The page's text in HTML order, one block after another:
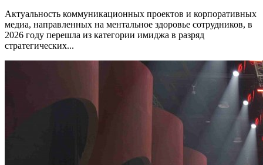
Актуальность коммуникационных проектов и корпоративных
медиа, направленных на ментальное здоровье сотрудников, в
2026 году перешла из категории имиджа в разряд
стратегических...